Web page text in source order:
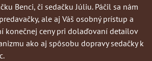
Benci, či sedačku Júliu. Páčil sa nám
ale aj Váš osobný prístup a
konečnej ceny pri dolaďovaní detailov
ako aj spôsobu dopravy sedačky k